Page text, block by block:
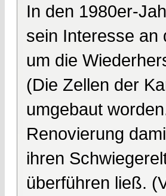
In den 1980er-
sein Interesse an
um die
(Die Zellen der
umgebaut
Renovierung
ihren
überführen ließ.